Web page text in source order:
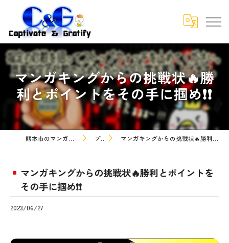
マンガキングからの挑戦状🔥勝
利とポイントをその手に掴め❗❗
熊本市のマンガなら株式会社C&G ブログ マンガキングからの挑戦状🔥勝利とポイントをその手に掴め❗❗
マンガキングからの挑戦状🔥勝利とポイントを
その手に掴め❗❗
2023/06/27